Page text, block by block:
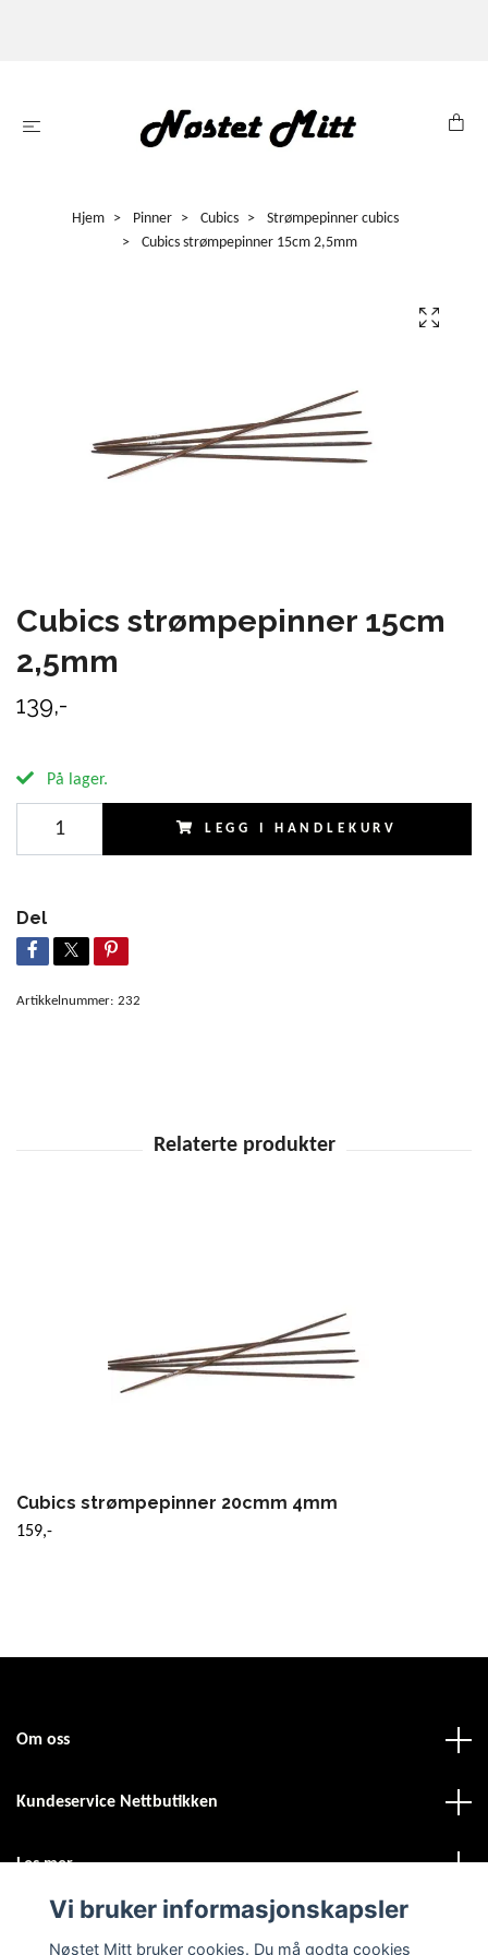
Hjem Pinner Cubics
Strømpepinner cubics
Cubics strømpepinner 15cm 2,5mm
Cubics strømpepinner 15cm
2,5mm
139,-
På lager.
LEGG I HANDLEKURV
Del
Artikkelnummer: 232
Cubics strømpepinner 20cmm 4mm
159,-
Om oss
Kundeservice Nettbutikken
Les mer
Vi bruker informasjonskapsler
Nøstet Mitt bruker cookies. Du må godta cookies